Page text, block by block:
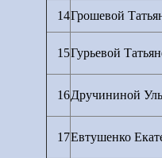
14Грошевой
15Гурьевой
16Дручининой
17Евтушенко